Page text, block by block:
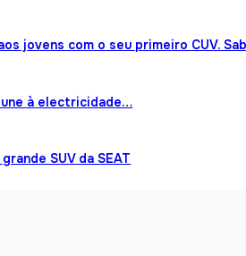
jovens com o seu primeiro CUV.
à electricidade…
SUV da SEAT